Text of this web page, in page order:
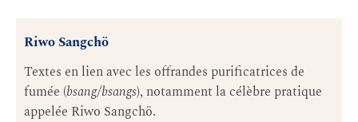
Riwo Sangchö
Textes en lien avec les offrandes purificatrices de
fumée (bsang/bsangs), notamment la célèbre pratique
appelée Riwo Sangchö.